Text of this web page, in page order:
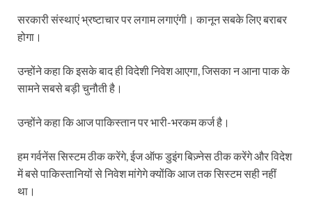
सरकारी संस्थाएं भ्रष्टाचार पर लगाम लगाएंगी। कानून सबके लिए बराबर
होगा।
उन्होंने कहा कि इसके बाद ही विदेशी निवेश आएगा, जिसका न आना पाक के
सामने सबसे बड़ी चुनौती है।
उन्होंने कहा कि आज पाकिस्तान पर भारी-भरकम कर्ज है।
हम गर्वनेंस सिस्टम ठीक करेंगे, ईज ऑफ डुइंग बिज़्नेस ठीक करेंगे और विदेश
में बसे पाकिस्तानियों से निवेश मांगेगे क्योंकि आज तक सिस्टम सही नहीं
था।